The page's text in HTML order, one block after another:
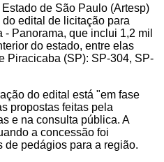
de São Paulo (Artesp)
edital de licitação para
Panorama, que inclui 1,2 mil
do estado, entre elas
Piracicaba (SP): SP-304, SP-
do edital está "em fase
propostas feitas pela
e na consulta pública. A
a concessão foi
de pedágios para a região.